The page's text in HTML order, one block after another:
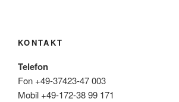
KONTAKT
Telefon
Fon +49-37423-47 003
Mobil +49-172-38 99 171